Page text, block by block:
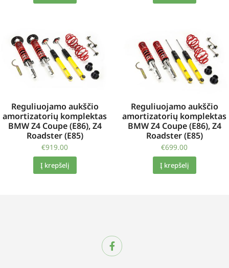
Reguliuojamo aukščio
amortizatorių komplektas
BMW Z4 Coupe (E86), Z4
Roadster (E85)
€919.00
Į krepšelį
Reguliuojamo aukščio
amortizatorių komplektas
BMW Z4 Coupe (E86), Z4
Roadster (E85)
€699.00
Į krepšelį